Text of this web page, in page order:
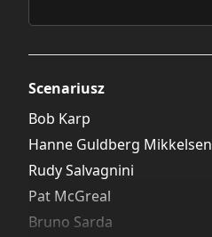
Scenariusz
Bob Karp
Hanne Guldberg Mikkelsen
Rudy Salvagnini
Pat McGreal
Bruno Sarda